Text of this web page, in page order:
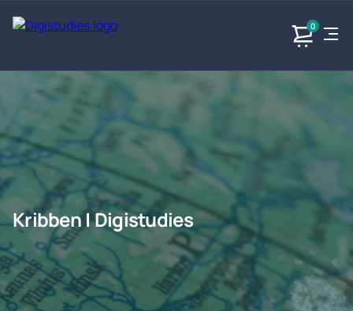
0
Exacte
Geen
vakken.
Taalvakken
Geen
vakken.
Maatschappijvakken
Geen vakken.
Producten
Kribben | Digistudies